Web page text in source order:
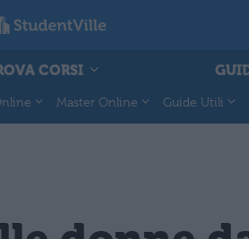
CORSI
Master Online Guide Utili